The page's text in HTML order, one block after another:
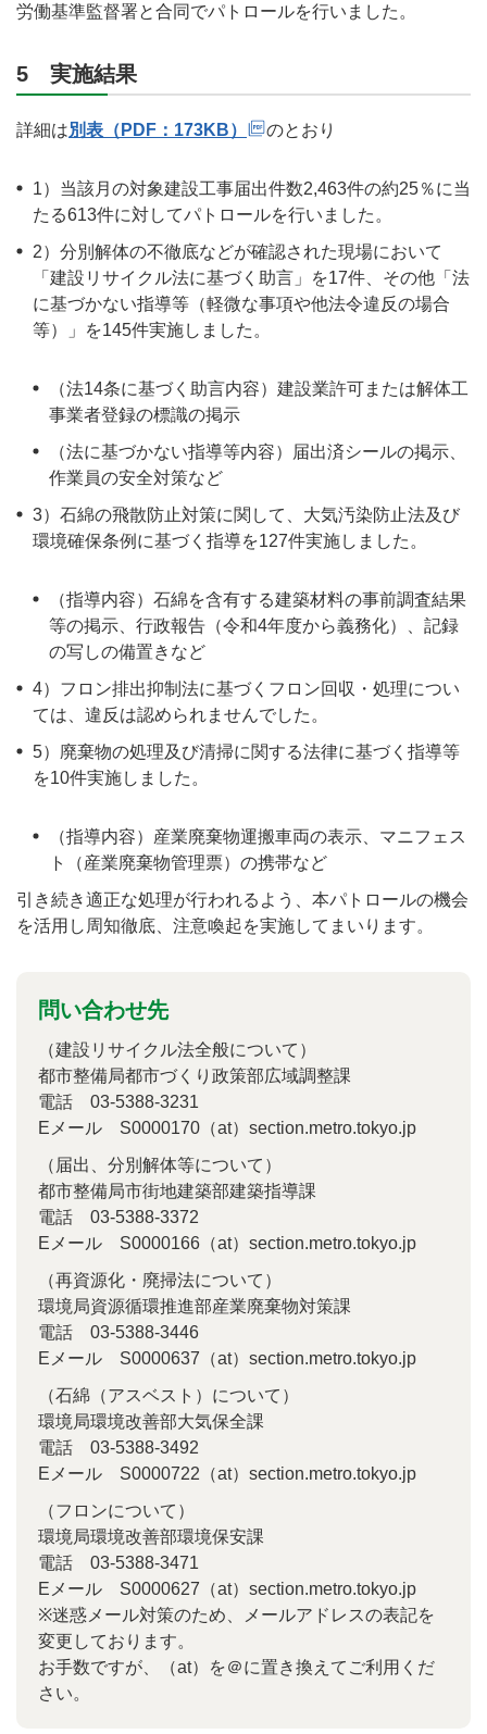
労働基準監督署と合同でパトロールを行いました。
5 実施結果
詳細は別表（PDF：173KB） のとおり
1）当該月の対象建設工事届出件数2,463件の約25％に当
たる613件に対してパトロールを行いました。
2）分別解体の不徹底などが確認された現場において
「建設リサイクル法に基づく助言」を17件、その他「法
に基づかない指導等（軽微な事項や他法令違反の場合
等）」を145件実施しました。
（法14条に基づく助言内容）建設業許可または解体工
事業者登録の標識の掲示
（法に基づかない指導等内容）届出済シールの掲示、
作業員の安全対策など
3）石綿の飛散防止対策に関して、大気汚染防止法及び
環境確保条例に基づく指導を127件実施しました。
（指導内容）石綿を含有する建築材料の事前調査結果
等の掲示、行政報告（令和4年度から義務化）、記録
の写しの備置きなど
4）フロン排出抑制法に基づくフロン回収・処理につい
ては、違反は認められませんでした。
5）廃棄物の処理及び清掃に関する法律に基づく指導等
を10件実施しました。
（指導内容）産業廃棄物運搬車両の表示、マニフェス
ト（産業廃棄物管理票）の携帯など
引き続き適正な処理が行われるよう、本パトロールの機会
を活用し周知徹底、注意喚起を実施してまいります。
問い合わせ先
（建設リサイクル法全般について）
都市整備局都市づくり政策部広域調整課
電話 03-5388-3231
Eメール S0000170（at）section.metro.tokyo.jp
（届出、分別解体等について）
都市整備局市街地建築部建築指導課
電話 03-5388-3372
Eメール S0000166（at）section.metro.tokyo.jp
（再資源化・廃掃法について）
環境局資源循環推進部産業廃棄物対策課
電話 03-5388-3446
Eメール S0000637（at）section.metro.tokyo.jp
（石綿（アスベスト）について）
環境局環境改善部大気保全課
電話 03-5388-3492
Eメール S0000722（at）section.metro.tokyo.jp
（フロンについて）
環境局環境改善部環境保安課
電話 03-5388-3471
Eメール S0000627（at）section.metro.tokyo.jp
※迷惑メール対策のため、メールアドレスの表記を
変更しております。
お手数ですが、（at）を＠に置き換えてご利用くだ
さい。